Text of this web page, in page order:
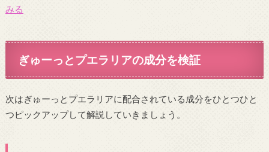
みる
ぎゅーっとプエラリアの成分を検証
次はぎゅーっとプエラリアに配合されている成分をひとつひと
つピックアップして解説していきましょう。